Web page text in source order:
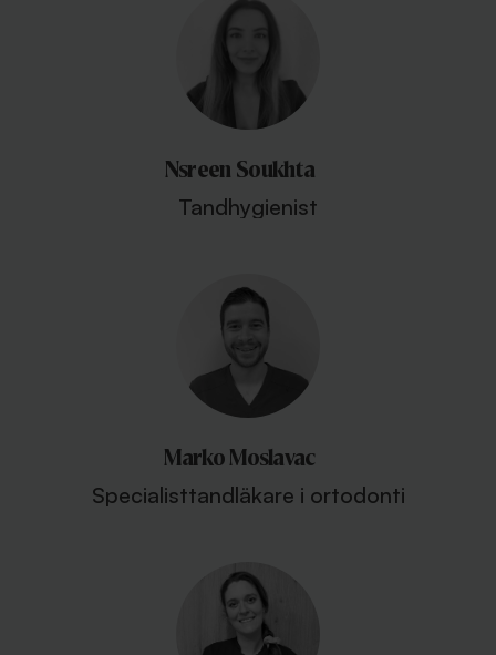
Nsreen Soukhta
Tandhygienist
Marko Moslavac
Specialisttandläkare i ortodonti